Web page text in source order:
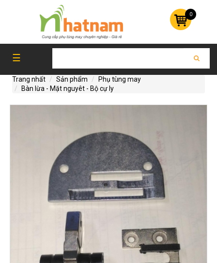
0
CẮT
PHỤ
TÙNG
☰
Trang nhất Sản phẩm
Phụ tùng may
Bàn lừa - Mặt nguyêt - Bộ cự ly